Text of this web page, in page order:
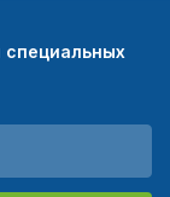
специальных